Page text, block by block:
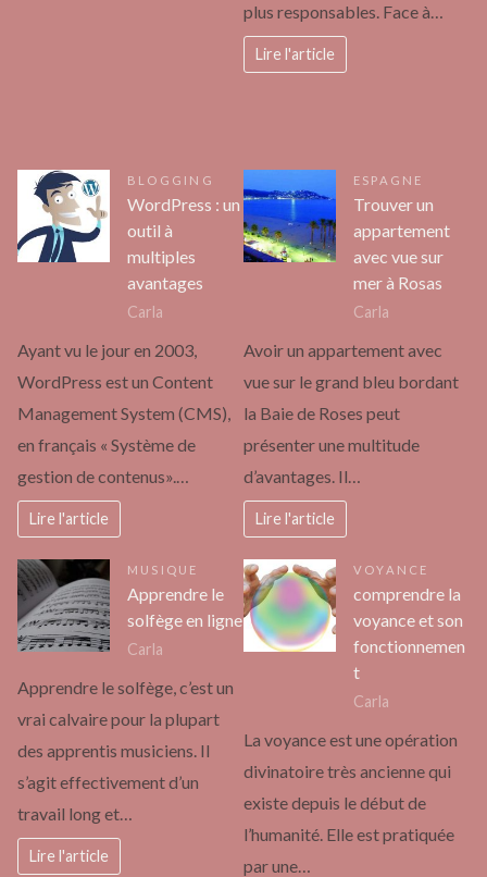
plus responsables. Face à…
Lire l'article
BLOGGING
WordPress : un
outil à
multiples
avantages
Carla
Ayant vu le jour en 2003,
WordPress est un Content
Management System (CMS),
en français « Système de
gestion de contenus».…
Lire l'article
ESPAGNE
Trouver un
appartement
avec vue sur
mer à Rosas
Carla
Avoir un appartement avec
vue sur le grand bleu bordant
la Baie de Roses peut
présenter une multitude
d’avantages. Il…
Lire l'article
MUSIQUE
Apprendre le
solfège en ligne
Carla
Apprendre le solfège, c’est un
vrai calvaire pour la plupart
des apprentis musiciens. Il
s’agit effectivement d’un
travail long et…
Lire l'article
VOYANCE
comprendre la
voyance et son
fonctionnemen
t
Carla
La voyance est une opération
divinatoire très ancienne qui
existe depuis le début de
l’humanité. Elle est pratiquée
par une…